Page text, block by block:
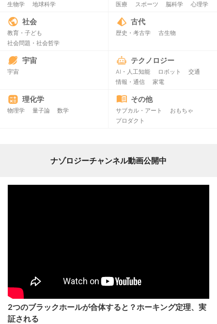
生物学 地球科学 医療 スポーツ 脳科学 心理学
社会
教育・子ども
社会問題・社会哲学
古代
歴史・考古学 古生物
宇宙
宇宙
テクノロジー
AI・人工知能 ロボット
交通
情報・通信
家電
理化学
物理学 量子論 数学
その他
サブカル・アート
おもちゃ
プロダクト
ナゾロジーチャンネル動画公開中
2つのブラックホールが合体すると？ホーキング定理、実
証される